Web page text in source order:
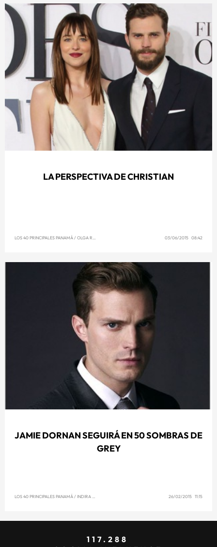
LA PERSPECTIVA DE CHRISTIAN
LOS 40 PRINCIPALES PANAMÁ/ OLGA REYNA 03/06/2015 08:42
JAMIE DORNAN SEGUIRÁ EN 50 SOMBRAS DE
GREY
LOS 40 PRINCIPALES PANAMÁ/ INDIRA SINGH 26/02/2015 11:15
117.288